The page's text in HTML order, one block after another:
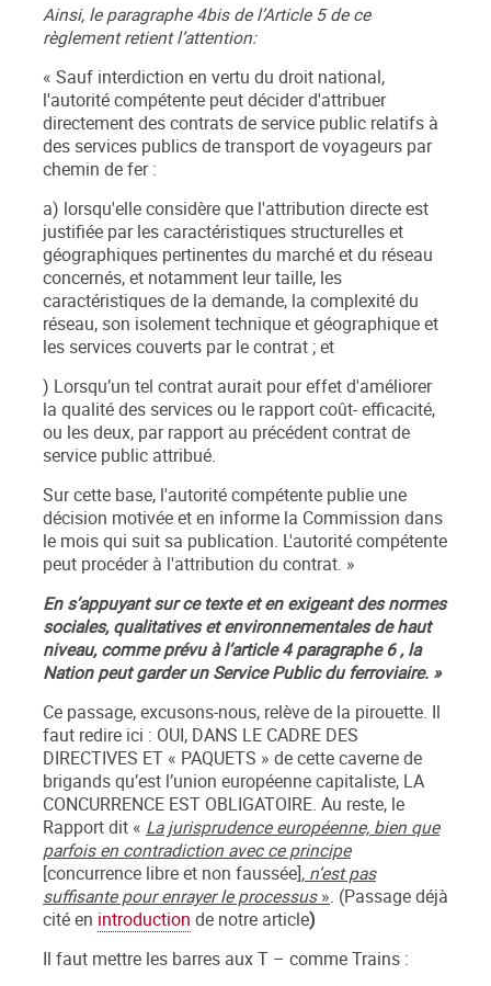
Ainsi, le paragraphe 4bis de l’Article 5 de ce
règlement retient l’attention:
« Sauf interdiction en vertu du droit national,
l'autorité compétente peut décider d'attribuer
directement des contrats de service public relatifs à
des services publics de transport de voyageurs par
chemin de fer :
a) lorsqu'elle considère que l'attribution directe est
justifiée par les caractéristiques structurelles et
géographiques pertinentes du marché et du réseau
concernés, et notamment leur taille, les
caractéristiques de la demande, la complexité du
réseau, son isolement technique et géographique et
les services couverts par le contrat ; et
) Lorsqu’un tel contrat aurait pour effet d'améliorer
la qualité des services ou le rapport coût- efficacité,
ou les deux, par rapport au précédent contrat de
service public attribué.
Sur cette base, l'autorité compétente publie une
décision motivée et en informe la Commission dans
le mois qui suit sa publication. L'autorité compétente
peut procéder à l'attribution du contrat. »
En s’appuyant sur ce texte et en exigeant des normes
sociales, qualitatives et environnementales de haut
niveau, comme prévu àl’article 4 paragraphe 6, la
Nation peut garder un Service Public du ferroviaire. »
Ce passage, excusons-nous, relève de la pirouette. Il
faut redire ici : OUI, DANS LE CADRE DES
DIRECTIVES ET « PAQUETS » de cette caverne de
brigands qu’est l’union européenne capitaliste, LA
CONCURRENCE EST OBLIGATOIRE. Au reste, le
Rapport dit « La jurisprudence européenne, bien que
parfois en contradiction avec ce principe
[concurrence libre et non faussée], n’est pas
suffisante pour enrayer le processus». (Passage déjà
cité en introduction de notre article)
Il faut mettre les barres aux T – comme Trains :